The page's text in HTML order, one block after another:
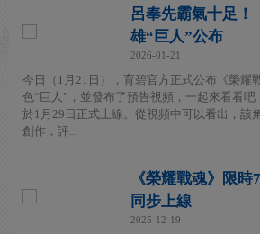
呂奉先霸氣十足！
雄“巨人”公布
2026-01-21
今日（1月21日），育碧官方正式公布《榮耀
色“巨人”，並發布了預告視頻，一起來看看吧
於1月29日正式上線。從視頻中可以看出，該
創作，評...
《榮耀戰魂》限時
同步上線
2025-12-19